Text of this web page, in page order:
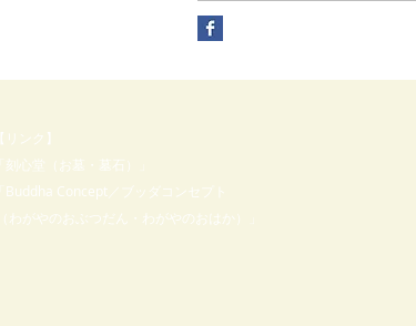
【リンク】
「刻心堂（お墓・墓石）
「Buddha Concept／ブッダコンセプト
（わがやのおぶつだん・わがやのおはか）」